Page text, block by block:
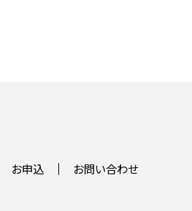
お申込 お問い合わせ